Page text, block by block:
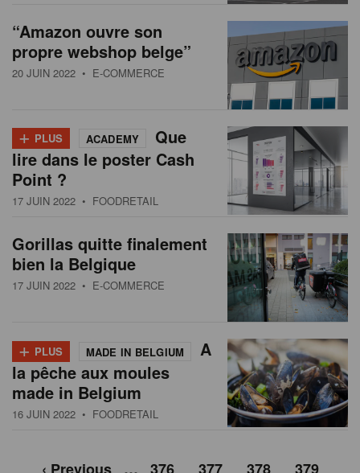
“Amazon ouvre son
propre webshop belge”
20 JUIN 2022 • E-COMMERCE
+ PLUS ACADEMY
Que
lire dans le poster Cash
Point ?
17 JUIN 2022 • FOODRETAIL
Gorillas quitte finalement
bien la Belgique
17 JUIN 2022 • E-COMMERCE
+ PLUS MADE IN BELGIUM
A
la pêche aux moules
made in Belgium
16 JUIN 2022 • FOODRETAIL
‹ Previous … 376 377 378 379